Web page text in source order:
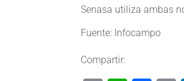
Senasa utiliza ambas
Fuente: Infocampo
Compartir: